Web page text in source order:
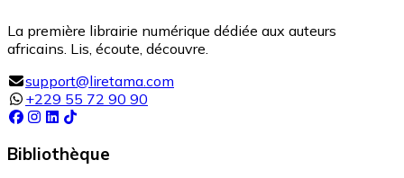
La première librairie numérique dédiée aux auteurs
africains. Lis, écoute, découvre.
support@liretama.com
+229 55 72 90 90
Bibliothèque